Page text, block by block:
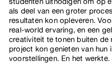
als deel van een groter
resultaten kon opleveren.
real-world ervaring, en een
creativiteit te tonen buiten de
project kon genieten van hun
voorstellingen. En het werkte.